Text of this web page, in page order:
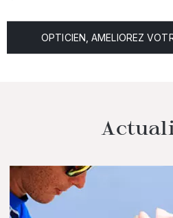
OPTICIEN, AMELIOREZ